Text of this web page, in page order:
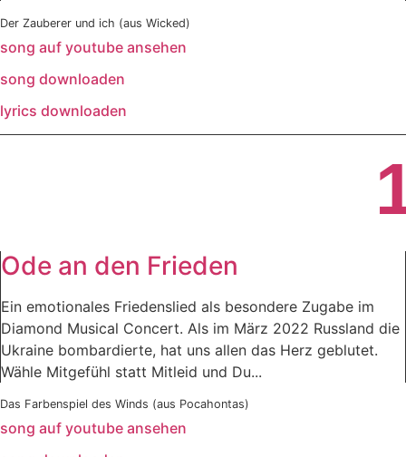
Der Zauberer und ich (aus Wicked)
song auf youtube ansehen
song downloaden
lyrics downloaden
Ode an den Frieden
Ein emotionales Friedenslied als besondere Zugabe im
Diamond Musical Concert. Als im März 2022 Russland die
Ukraine bombardierte, hat uns allen das Herz geblutet.
Wähle Mitgefühl statt Mitleid und Du...
Das Farbenspiel des Winds (aus Pocahontas)
song auf youtube ansehen